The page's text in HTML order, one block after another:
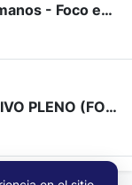
Analista de Recursos Humanos - Foco em R&S
ANALISTA ADMINISTRATIVO PLENO (FOCO EM FATURAMENTO E TRIBUTAÇÃO) - Analista de ÁREA TRIBUTÁRIA,IMPOSTO, FATURAMENTO.